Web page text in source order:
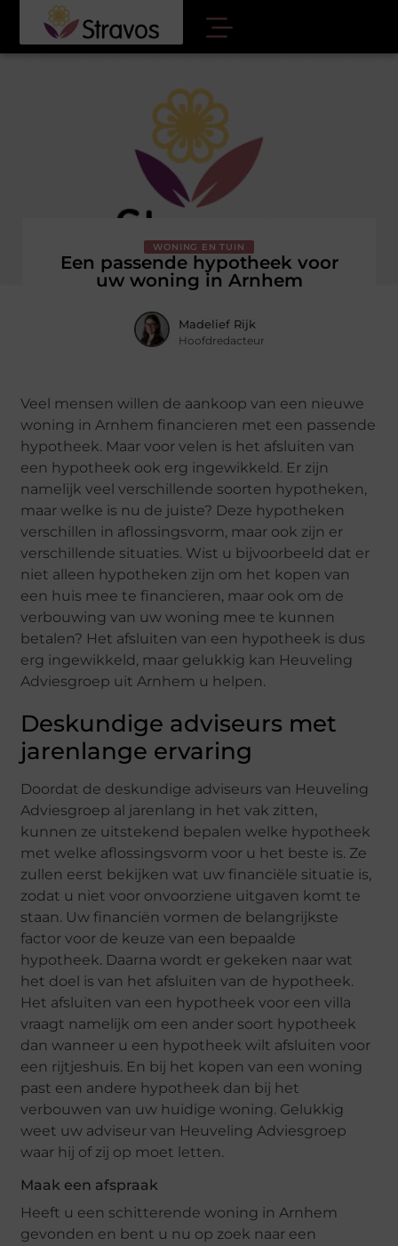
WONING EN TUIN
Een passende hypotheek voor
uw woning in Arnhem
Madelief Rijk
Hoofdredacteur
Veel mensen willen de aankoop van een nieuwe
woning in Arnhem financieren met een passende
hypotheek. Maar voor velen is het afsluiten van
een hypotheek ook erg ingewikkeld. Er zijn
namelijk veel verschillende soorten hypotheken,
maar welke is nu de juiste? Deze hypotheken
verschillen in aflossingsvorm, maar ook zijn er
verschillende situaties. Wist u bijvoorbeeld dat er
niet alleen hypotheken zijn om het kopen van
een huis mee te financieren, maar ook om de
verbouwing van uw woning mee te kunnen
betalen? Het afsluiten van een hypotheek is dus
erg ingewikkeld, maar gelukkig kan Heuveling
Adviesgroep uit Arnhem u helpen.
Deskundige adviseurs met
jarenlange ervaring
Doordat de deskundige adviseurs van Heuveling
Adviesgroep al jarenlang in het vak zitten,
kunnen ze uitstekend bepalen welke hypotheek
met welke aflossingsvorm voor u het beste is. Ze
zullen eerst bekijken wat uw financiële situatie is,
zodat u niet voor onvoorziene uitgaven komt te
staan. Uw financiën vormen de belangrijkste
factor voor de keuze van een bepaalde
hypotheek. Daarna wordt er gekeken naar wat
het doel is van het afsluiten van de hypotheek.
Het afsluiten van een hypotheek voor een villa
vraagt namelijk om een ander soort hypotheek
dan wanneer u een hypotheek wilt afsluiten voor
een rijtjeshuis. En bij het kopen van een woning
past een andere hypotheek dan bij het
verbouwen van uw huidige woning. Gelukkig
weet uw adviseur van Heuveling Adviesgroep
waar hij of zij op moet letten.
Maak een afspraak
Heeft u een schitterende woning in Arnhem
gevonden en bent u nu op zoek naar een